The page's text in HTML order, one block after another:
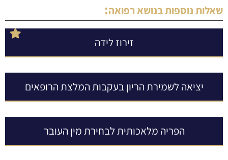
שאלות נוספות בנושארפואה:
זירוז לידה
יציאה לשמירת הריון בעקבות המלצת הרופאים
הפריה מלאכותית לבחירת מין העובר